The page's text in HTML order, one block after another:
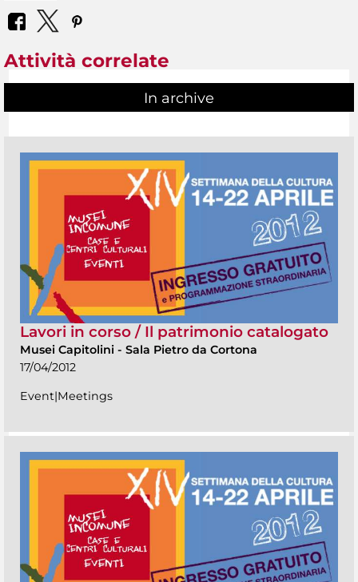
Attività correlate
In archive
Lavori in corso / Il patrimonio catalogato
Musei Capitolini - Sala Pietro da Cortona
17/04/2012
Event|Meetings